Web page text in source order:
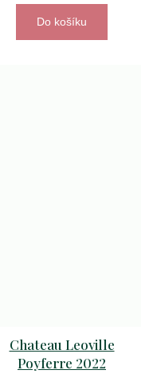
Do košíku
Chateau Leoville
Poyferre 2022